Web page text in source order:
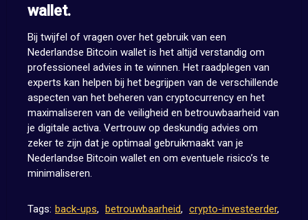
wallet.
Bij twijfel of vragen over het gebruik van een
Nederlandse Bitcoin wallet is het altijd verstandig om
professioneel advies in te winnen. Het raadplegen van
experts kan helpen bij het begrijpen van de verschillende
aspecten van het beheren van cryptocurrency en het
maximaliseren van de veiligheid en betrouwbaarheid van
je digitale activa. Vertrouw op deskundig advies om
zeker te zijn dat je optimaal gebruikmaakt van je
Nederlandse Bitcoin wallet en om eventuele risico’s te
minimaliseren.
Tags: back-ups, betrouwbaarheid, crypto-investeerder,